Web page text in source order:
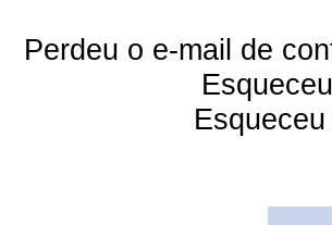
Perdeu o e-mail de